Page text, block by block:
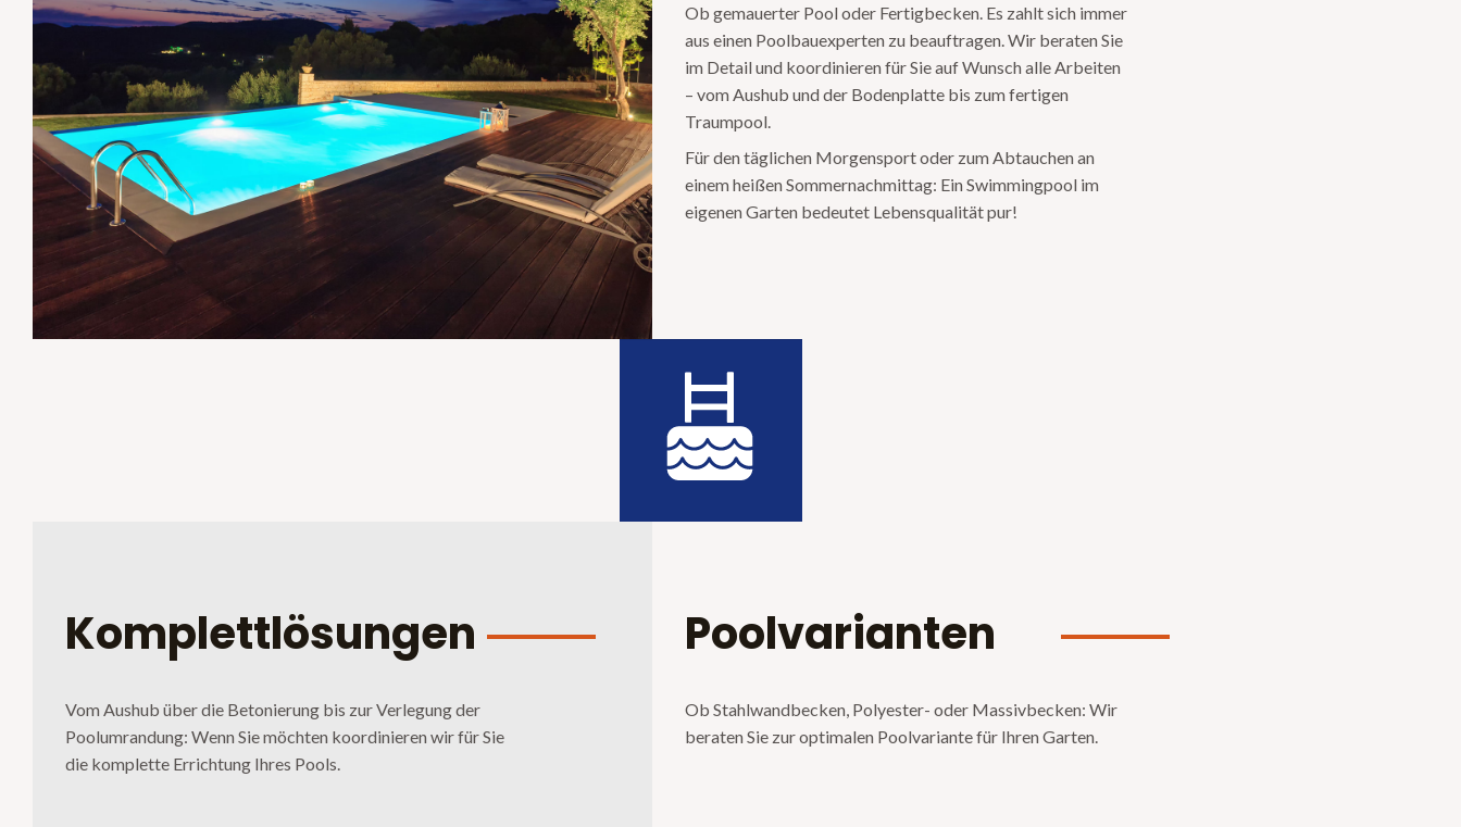
Ob gemauerter Pool oder Fertigbecken. Es zahlt sich immer
aus einen Poolbauexperten zu beauftragen. Wir beraten Sie
im Detail und koordinieren für Sie auf Wunsch alle Arbeiten
– vom Aushub und der Bodenplatte bis zum fertigen
Traumpool.
Für den täglichen Morgensport oder zum Abtauchen an
einem heißen Sommernachmittag: Ein Swimmingpool im
eigenen Garten bedeutet Lebensqualität pur!
Komplettlösungen
Vom Aushub über die Betonierung bis zur Verlegung der
Poolumrandung: Wenn Sie möchten koordinieren wir für Sie
die komplette Errichtung Ihres Pools.
Poolvarianten
Ob Stahlwandbecken, Polyester- oder Massivbecken: Wir
beraten Sie zur optimalen Poolvariante für Ihren Garten.